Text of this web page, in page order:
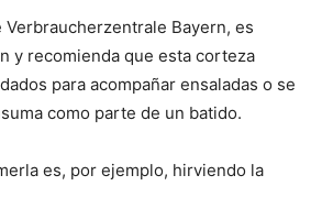
Verbraucherzentrale Bayern, es
y recomienda que esta corteza
para acompañar ensaladas o se
como parte de un batido.
es, por ejemplo, hirviendo la